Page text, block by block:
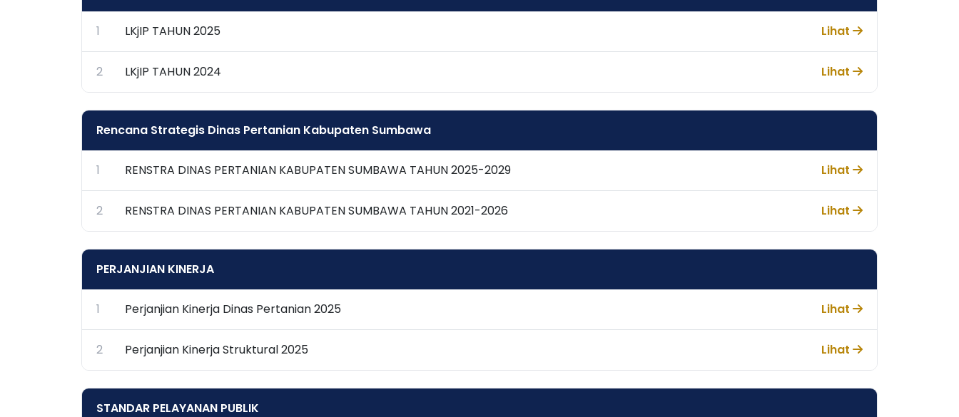
1 LKjIP TAHUN 2025 Lihat
2 LKjIP TAHUN 2024 Lihat
Rencana Strategis Dinas Pertanian Kabupaten Sumbawa
1 RENSTRA DINAS PERTANIAN KABUPATEN SUMBAWA TAHUN 2025-2029 Lihat
2 RENSTRA DINAS PERTANIAN KABUPATEN SUMBAWA TAHUN 2021-2026 Lihat
PERJANJIAN KINERJA
1 Perjanjian Kinerja Dinas Pertanian 2025 Lihat
2 Perjanjian Kinerja Struktural 2025 Lihat
STANDAR PELAYANAN PUBLIK